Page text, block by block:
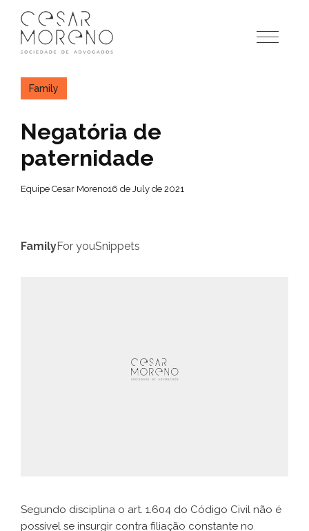
para
conteúdo
Family
Negatória de
paternidade
Equipe Cesar Moreno16 de July de 2021
FamilyFor youSnippets
Segundo disciplina o art. 1.604 do Código Civil não é
possível se insurgir contra filiação constante no